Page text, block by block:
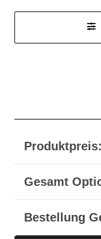
Produktpreis:
Gesamt
Bestellung